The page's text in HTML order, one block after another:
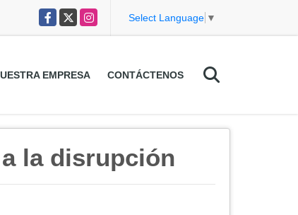
Facebook
X Instagram Select Language ▼
EMPRESA CONTÁCTENOS
la disrupción